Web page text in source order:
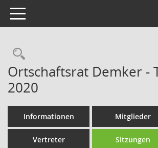
Toggle navigation
Rechercheauswahl
Ortschaftsrat Demker -
2020
Informationen Mitglieder
Vertreter Sitzungen